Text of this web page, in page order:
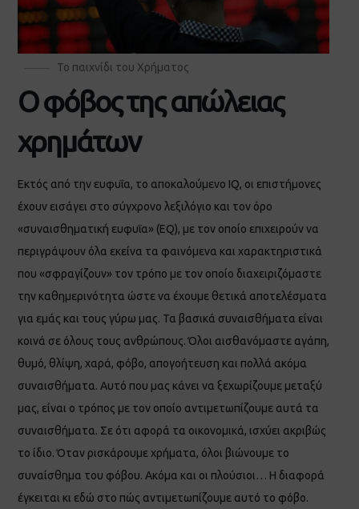
Το παιχνίδι του Χρήματος
Ο φόβος της απώλειας
χρημάτων
Εκτός από την ευφυΐα, το αποκαλούμενο IQ, οι επιστήμονες
έχουν εισάγει στο σύγχρονο λεξιλόγιο και τον όρο
«συναισθηματική ευφυΐα» (EQ), με τον οποίο επιχειρούν να
περιγράψουν όλα εκείνα τα φαινόμενα και χαρακτηριστικά
που «σφραγίζουν» τον τρόπο με τον οποίο διαχειριζόμαστε
την καθημερινότητα ώστε να έχουμε θετικά αποτελέσματα
για εμάς και τους γύρω μας. Τα βασικά συναισθήματα είναι
κοινά σε όλους τους ανθρώπους. Όλοι αισθανόμαστε αγάπη,
θυμό, θλίψη, χαρά, φόβο, απογοήτευση και πολλά ακόμα
συναισθήματα. Αυτό που μας κάνει να ξεχωρίζουμε μεταξύ
μας, είναι ο τρόπος με τον οποίο αντιμετωπίζουμε αυτά τα
συναισθήματα. Σε ότι αφορά τα οικονομικά, ισχύει ακριβώς
το ίδιο. Όταν ρισκάρουμε χρήματα, όλοι βιώνουμε το
συναίσθημα του φόβου. Ακόμα και οι πλούσιοι… Η διαφορά
έγκειται κι εδώ στο πώς αντιμετωπίζουμε αυτό το φόβο.